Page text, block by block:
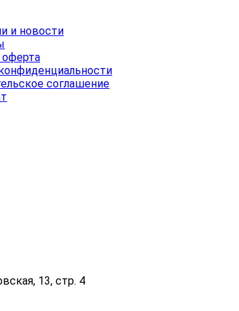
и новости
оферта
соглашение
13, стр. 4